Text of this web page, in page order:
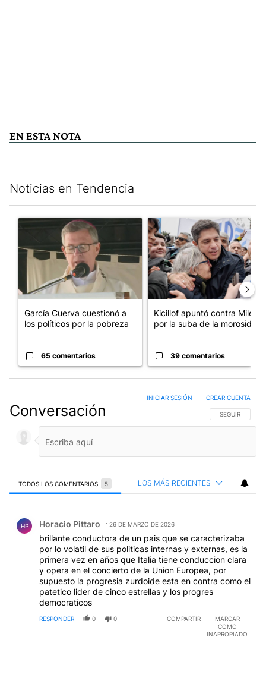
EN ESTA NOTA
Noticias en Tendencia
Un artículo de tendencia con el título "García Cuerva
García Cuerva cuestionó a
los políticos por la pobreza
65 comentarios
Un artículo de tendencia con
Kicillof apuntó contra Milei
por la suba de la morosida...
39 comentarios
Conversación SIGA ESTA
SEGUIR
INICIAR SESIÓN CREAR CUENTA
TODOS LOS COMENTARIOS 5 LOS MÁS RECIENTES
HP Horacio Pittaro 26 DE MARZO DE 2026
brillante conductora de un pais que se caracterizaba
por lo volatil de sus politicas internas y externas, es la
primera vez en años que Italia tiene conduccion clara
y opera en el concierto de la Union Europea, por
supuesto la progresia zurdoide esta en contra como el
patetico lider de cinco estrellas y los progres
democraticos
RESPONDER 0 0 COMPARTIR
MARCAR
COMO
INAPROPIADO